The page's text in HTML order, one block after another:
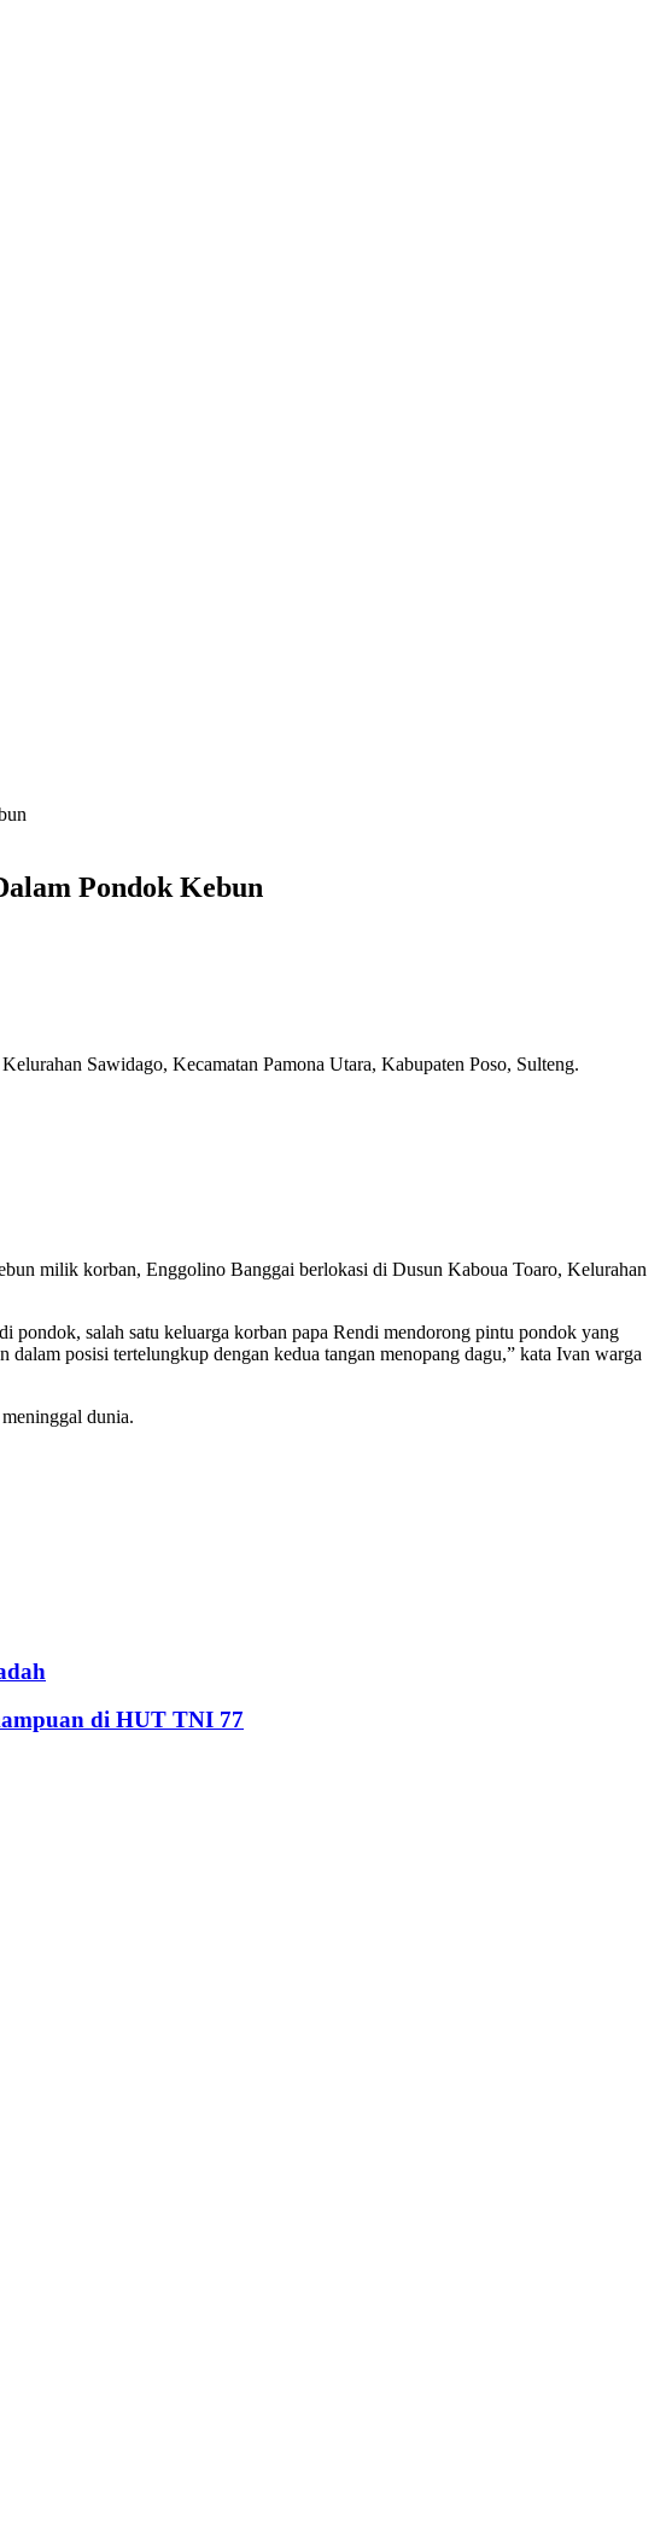
Pondok Kebun
Sawidago, Kecamatan Pamona Utara, Kabupaten Poso, Sulteng.
milik korban, Enggolino Banggai berlokasi di Dusun Kaboua Toaro, Kelurahan
salah satu keluarga korban papa Rendi mendorong pintu pondok yang
posisi tertelungkup dengan kedua tangan menopang dagu,” kata Ivan warga
dunia.
di HUT TNI 77